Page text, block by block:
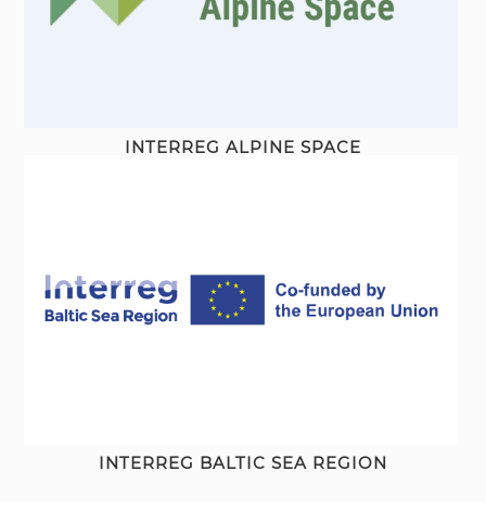
INTERREG ALPINE SPACE
INTERREG BALTIC SEA REGION